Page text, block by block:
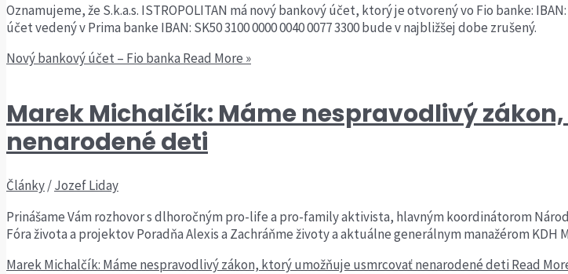
Oznamujeme, že S.k.a.s. ISTROPOLITAN má nový bankový účet, ktorý je otvorený vo Fio banke: IBAN:
účet vedený v Prima banke IBAN: SK50 3100 0000 0040 0077 3300 bude v najbližšej dobe zrušený.
Nový bankový účet – Fio banka Read More »
Marek Michalčík: Máme nespravodlivý
nenarodené deti
Články/Jozef Liday
Prinášame Vám rozhovor s dlhoročným pro-life a pro-family aktivista, hlavným koordinátorom
Fóra života a projektov Poradňa Alexis a Zachráňme životy a aktuálne generálnym manažérom KDH
Marek Michalčík: Máme nespravodlivý zákon, ktorý umožňuje usmrcovať nenarodené deti Read